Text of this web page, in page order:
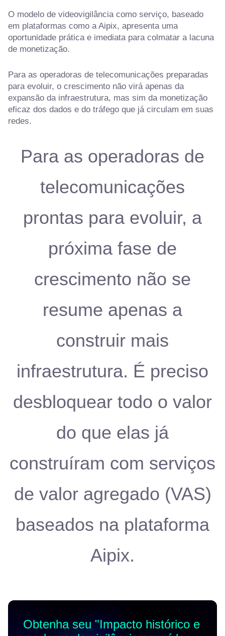
O modelo de videovigilância como serviço, baseado
em plataformas como a Aipix, apresenta uma
oportunidade prática e imediata para colmatar a lacuna
de monetização.
Para as operadoras de telecomunicações preparadas
para evoluir, o crescimento não virá apenas da
expansão da infraestrutura, mas sim da monetização
eficaz dos dados e do tráfego que já circulam em suas
redes.
Para as operadoras de
telecomunicações
prontas para evoluir, a
próxima fase de
crescimento não se
resume apenas a
construir mais
infraestrutura. É preciso
desbloquear todo o valor
do que elas já
construíram com serviços
de valor agregado (VAS)
baseados na plataforma
Aipix.
Obtenha seu "Impacto histórico e